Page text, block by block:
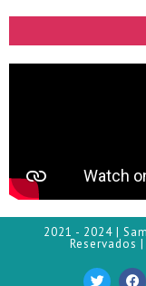
2021 - 2024 |
Reservados